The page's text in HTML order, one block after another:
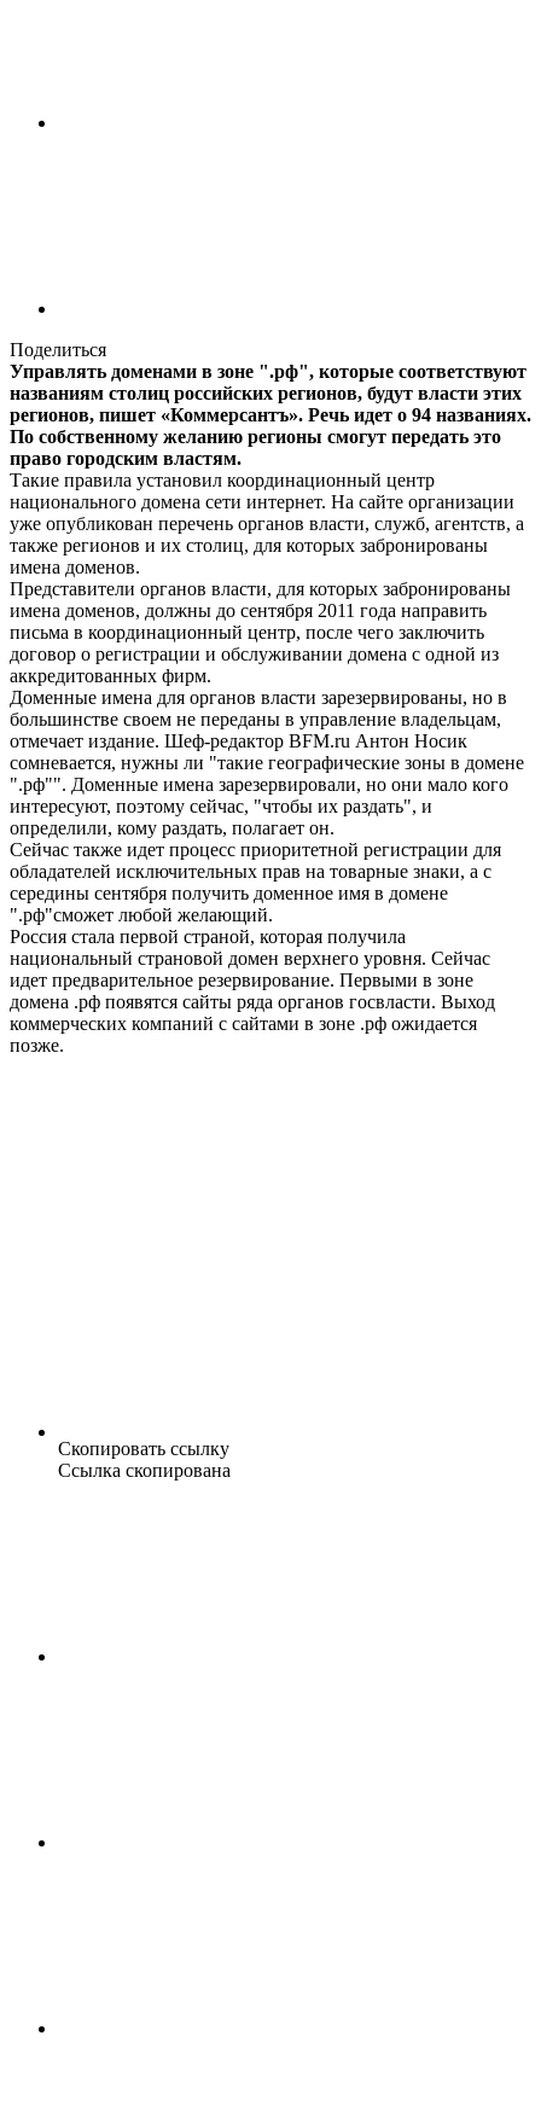
Поделиться
Управлять доменами в зоне ".рф", которые соответствуют
названиям столиц российских регионов, будут власти этих
регионов, пишет «Коммерсантъ». Речь идет о 94 названиях.
По собственному желанию регионы смогут передать это
право городским властям.
Такие правила установил координационный центр
национального домена сети интернет. На сайте организации
уже опубликован перечень органов власти, служб, агентств, а
также регионов и их столиц, для которых забронированы
имена доменов.
Представители органов власти, для которых забронированы
имена доменов, должны до сентября 2011 года направить
письма в координационный центр, после чего заключить
договор о регистрации и обслуживании домена с одной из
аккредитованных фирм.
Доменные имена для органов власти зарезервированы, но в
большинстве своем не переданы в управление владельцам,
отмечает издание. Шеф-редактор BFM.ru Антон Носик
сомневается, нужны ли "такие географические зоны в домене
".рф"". Доменные имена зарезервировали, но они мало кого
интересуют, поэтому сейчас, "чтобы их раздать", и
определили, кому раздать, полагает он.
Сейчас также идет процесс приоритетной регистрации для
обладателей исключительных прав на товарные знаки, а с
середины сентября получить доменное имя в домене
".рф"сможет любой желающий.
Россия стала первой страной, которая получила
национальный страновой домен верхнего уровня. Сейчас
идет предварительное резервирование. Первыми в зоне
домена .рф появятся сайты ряда органов госвласти. Выход
коммерческих компаний с сайтами в зоне .рф ожидается
позже.
Скопировать ссылку
Ссылка скопирована